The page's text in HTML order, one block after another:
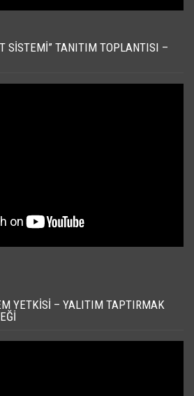
SISTEMI” TANITIM TOPLANTISI –
YETKISI – YALITIM TAPTIRMAK